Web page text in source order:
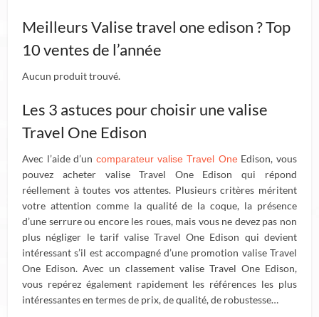
Meilleurs Valise travel one edison ? Top
10 ventes de l’année
Aucun produit trouvé.
Les 3 astuces pour choisir une valise
Travel One Edison
Avec l’aide d’un comparateur valise Travel OneEdison, vous
pouvez acheter valise Travel One Edison qui répond
réellement à toutes vos attentes. Plusieurs critères méritent
votre attention comme la qualité de la coque, la présence
d’une serrure ou encore les roues, mais vous ne devez pas non
plus négliger le tarif valise Travel One Edison qui devient
intéressant s’il est accompagné d’une promotion valise Travel
One Edison. Avec un classement valise Travel One Edison,
vous repérez également rapidement les références les plus
intéressantes en termes de prix, de qualité, de robustesse…